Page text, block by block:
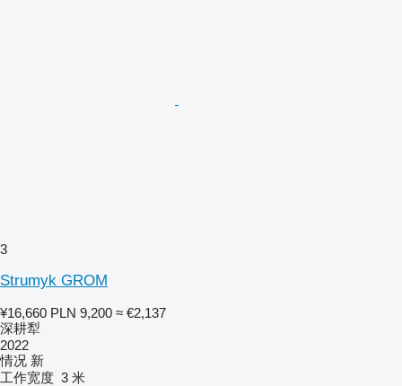
3
Strumyk GROM
¥16,660 PLN 9,200 ≈ €2,137
深耕犁
2022
情况 新
工作宽度 3 米